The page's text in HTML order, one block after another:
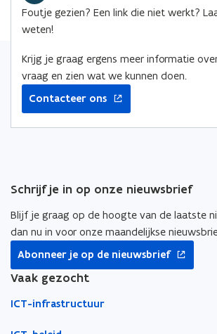
t
i
e
u
w
e
s
t
d
i
o
p
t
i
e
u
w
v
e
s
e
i
n
k
a
l
e
m
b
o
r
Foutje gezien? Een link die niet werkt?
weten!
Krijg je graag ergens meer informatie
vraag en zien wat we kunnen doen.
Contacteer ons
Schrijf je in op onze nieuwsbrief
Blijf je graag op de hoogte van de laatste
dan nu in voor onze maandelijkse
Abonneer je op de nieuwsbrief
opent
nieuw
Vaak gezocht
ICT-infrastructuur